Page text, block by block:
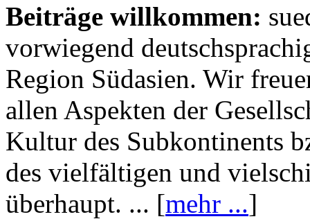
Beiträge willkommen:
vorwiegend
Region Südasien. Wir
allen Aspekten der
Kultur des Subkontinents
des vielfältigen und
überhaupt. ... [mehr ...]